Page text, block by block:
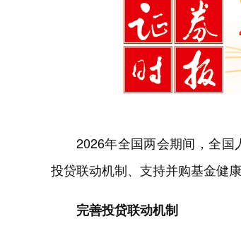
2026年全国两会期间，全
投贷联动机制、支持并购基金健
完善投贷联动机制